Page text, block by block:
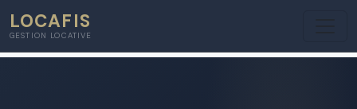
LOCAFIS
GESTION LOCATIVE